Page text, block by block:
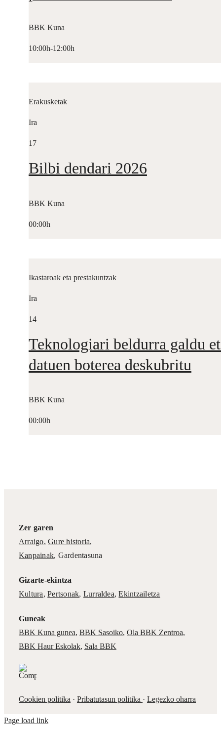
BBK Kuna
10:00h-12:00h
Erakusketak
Ira
17
Bilbi dendari 2026
BBK Kuna
00:00h
Ikastaroak eta prestakuntzak
Ira
14
Teknologiari beldurra galdu
datuen boterea deskubritu
BBK Kuna
00:00h
Zer garen
Arraigo,Gure historia,
Kanpainak, Gardentasuna
Gizarte-ekintza
Kultura,Pertsonak, Lurraldea,Ekintzailetza
Guneak
BBK Kuna gunea, BBK Sasoiko, Ola BBK Zentroa,
BBK Haur Eskolak, Sala BBK
Cookien politika · Pribatutasun politika · Legezko oharra
Page load link